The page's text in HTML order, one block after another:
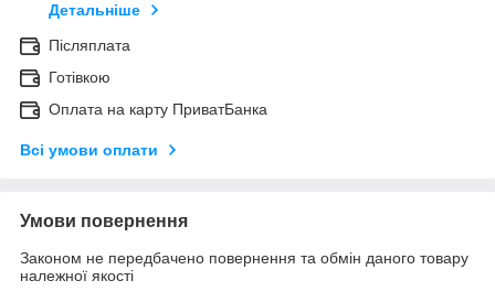
Детальніше
Післяплата
Готівкою
Оплата на карту ПриватБанка
Всі умови оплати
Умови повернення
Законом не передбачено повернення та обмін даного товару
належної якості